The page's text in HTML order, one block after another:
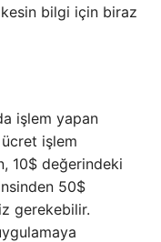
kesin bilgi için biraz
işlem yapan
işlem
10$ değerindeki
50$
gerekebilir.